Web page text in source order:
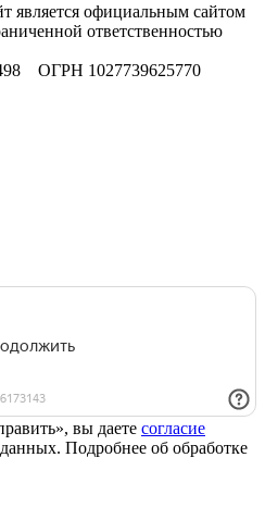
является официальным сайтом
ответственностью
ОГРН 1027739625770
вы даете согласие
Подробнее об обработке